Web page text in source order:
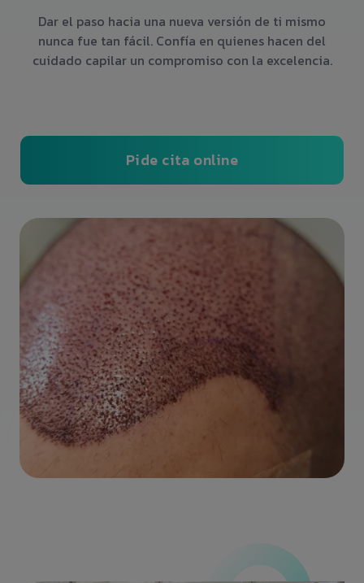
Dar el paso hacia una nueva versión de ti mismo
nunca fue tan fácil. Confía en quienes hacen del
cuidado capilar un compromiso con la excelencia.
Pide cita online